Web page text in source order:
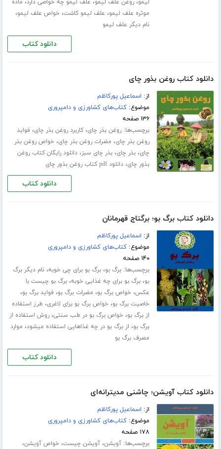
لیمو،روغن علف لیمو، علف لیمو چه خواصی دارد، ماده
موثره علف لیمو، علف لیمو کاشت، خواص علف لیمو،
نام دیگر علف لیمو
دانلود کتاب
دانلود کتاب روغن بذور چای
از: اسماعیل پورکاظم
موضوع:کتاب‌های کشاورزی و دامپروری
۱۳۶ صفحه
برچسب‌ها:روغن بذر چای،کاربرد روغن بذر چای، فواید
روغن بذر چای، مضرات روغن بذر چای، خواص روغن بذر
چای،بذر چای،بذر چای سبز،دانلود رایگان کتاب روغن
بذور چای،دانلود pdf کتاب روغن بذور چای
دانلود کتاب
دانلود کتاب برگ بو؛ برگتاج قهرمانان
از: اسماعیل پورکاظم
موضوع:کتاب‌های کشاورزی و دامپروری
۱۴۰ صفحه
برچسب‌ها:برگ بو،برگ بو برای چی خوبه،نام دیگر برگ
بو،برگ بو برای چه غذایی خوبه،برگ بو چیست با
عکس، خواص برگ بو، مضرات برگ بو، فواید برگ بو،
خاصیت برگ بو، خواص برگ بو برای لاغری، طرز استفاده
از برگ بو، خواص برگ بو در طب سنتی،روش استفاده از
برگ بو، از برگ بو در چه غذاهایی استفاده میشود، موارد
مصرف برگ بو
دانلود کتاب
دانلود کتاب آویشن؛ چاشنی مدیترانه‌ای
از: اسماعیل پورکاظم
موضوع:کتاب‌های کشاورزی و دامپروری
۱۷۸ صفحه
برچسب‌ها:آویشن،آویشن چیست، خواص آویشن،